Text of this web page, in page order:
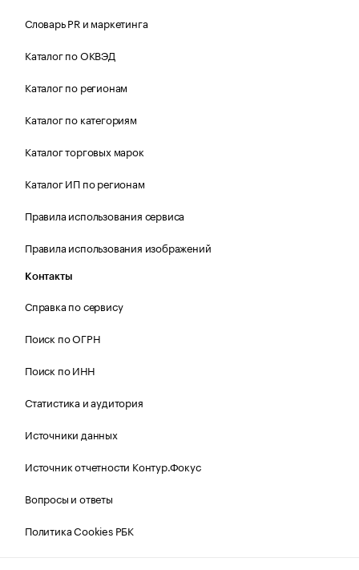
Словарь PR и маркетинга
Каталог по ОКВЭД
Каталог по регионам
Каталог по категориям
Каталог торговых марок
Каталог ИП по регионам
Правила использования сервиса
Правила использования изображений
Контакты
Справка по сервису
Поиск по ОГРН
Поиск по ИНН
Статистика и аудитория
Источники данных
Источник отчетности Контур.Фокус
Вопросы и ответы
Политика Cookies РБК